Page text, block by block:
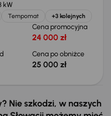
kW
Tempomat +3 kolejnych
Cena promocyjna
24 000 zł
Cena po obniżce
25 000 zł
Nie szkodzi, w naszych